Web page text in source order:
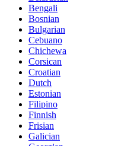
Bengali
Bosnian
Bulgarian
Cebuano
Chichewa
Corsican
Croatian
Dutch
Estonian
Filipino
Finnish
Frisian
Galician